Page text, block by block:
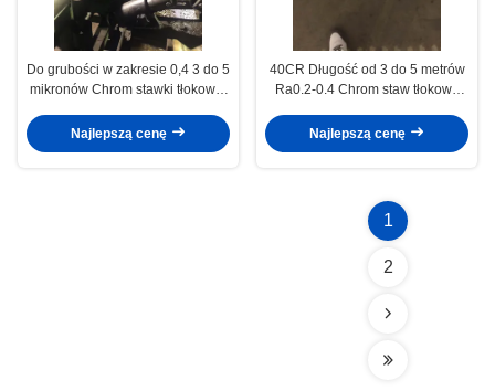
Do grubości w zakresie 0,4 3 do 5
mikronów Chrom stawki tłokowej
Najlepszą cenę
40CR Długość od 3 do 5 metrów
Ra0.2-0.4 Chrom staw tłokowy
Najlepszą cenę
1
2